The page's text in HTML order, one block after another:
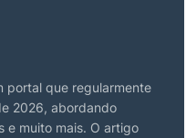
portal que regularmente
2026, abordando
e muito mais. O artigo